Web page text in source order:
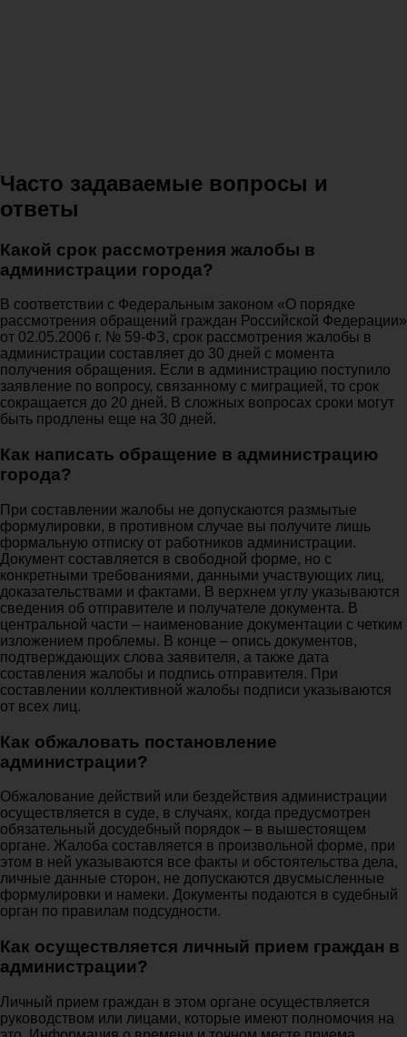
Часто задаваемые вопросы и
ответы
Какой срок рассмотрения жалобы в
администрации города?
В соответствии с Федеральным законом «О порядке
рассмотрения обращений граждан Российской Федерации»
от 02.05.2006 г. № 59-ФЗ, срок рассмотрения жалобы в
администрации составляет до 30 дней с момента
получения обращения. Если в администрацию поступило
заявление по вопросу, связанному с миграцией, то срок
сокращается до 20 дней. В сложных вопросах сроки могут
быть продлены еще на 30 дней.
Как написать обращение в администрацию
города?
При составлении жалобы не допускаются размытые
формулировки, в противном случае вы получите лишь
формальную отписку от работников администрации.
Документ составляется в свободной форме, но с
конкретными требованиями, данными участвующих лиц,
доказательствами и фактами. В верхнем углу указываются
сведения об отправителе и получателе документа. В
центральной части – наименование документации с четким
изложением проблемы. В конце – опись документов,
подтверждающих слова заявителя, а также дата
составления жалобы и подпись отправителя. При
составлении коллективной жалобы подписи указываются
от всех лиц.
Как обжаловать постановление
администрации?
Обжалование действий или бездействия администрации
осуществляется в суде, в случаях, когда предусмотрен
обязательный досудебный порядок – в вышестоящем
органе. Жалоба составляется в произвольной форме, при
этом в ней указываются все факты и обстоятельства дела,
личные данные сторон, не допускаются двусмысленные
формулировки и намеки. Документы подаются в судебный
орган по правилам подсудности.
Как осуществляется личный прием граждан в
администрации?
Личный прием граждан в этом органе осуществляется
руководством или лицами, которые имеют полномочия на